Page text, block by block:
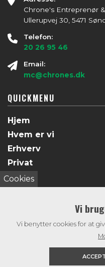
Chrone's Entreprenør
Ullerupvej 30, 5471
Telefon:
20 26 95 46
Email:
mc@chrones.dk
QUICKMENU
Hjem
Hvem er vi
Erhverv
Privat
Galleri
Cookies
Vi
Vi benytter cookies for at